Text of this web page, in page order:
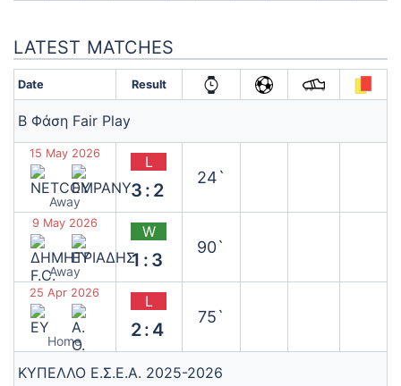
LATEST MATCHES
Date Result
Β Φάση Fair Play
15 May 2026
Away
L
3:2
24`
9 May 2026
Away
W
1:3
90`
25 Apr 2026
Home
L
2:4
75`
ΚΥΠΕΛΛΟ Ε.Σ.Ε.Α. 2025-2026